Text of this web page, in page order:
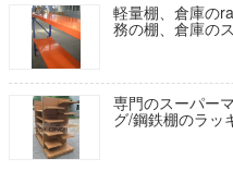
軽量棚、倉庫の
務の棚、倉庫の
専門のスーパー
グ/鋼鉄棚のラッ